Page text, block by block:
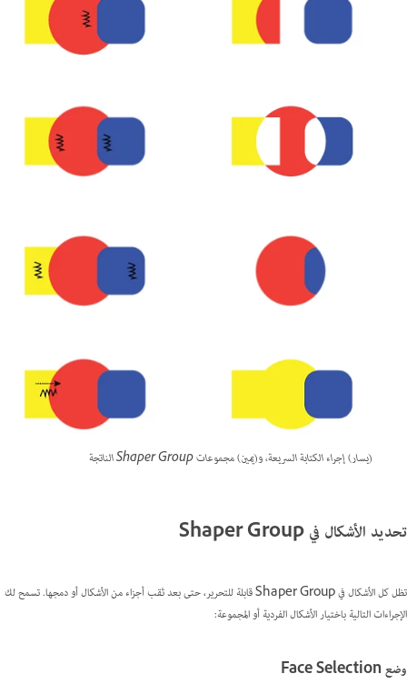
(يسار) إجراء الكتابة السريعة، و(يمين) مجموعات Shaper Group الناتجة
تحديد الأشكال في Shaper Group
تظل كل الأشكال في Shaper Group قابلة للتحرير، حتى بعد ثقب أجزاء من الأشكال أو دمجها. تسمح لك
الإجراءات التالية باختيار الأشكال الفردية أو المجموعة:
وضع Face Selection